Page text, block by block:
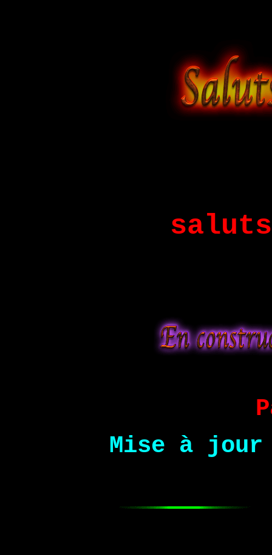
Mise à jour